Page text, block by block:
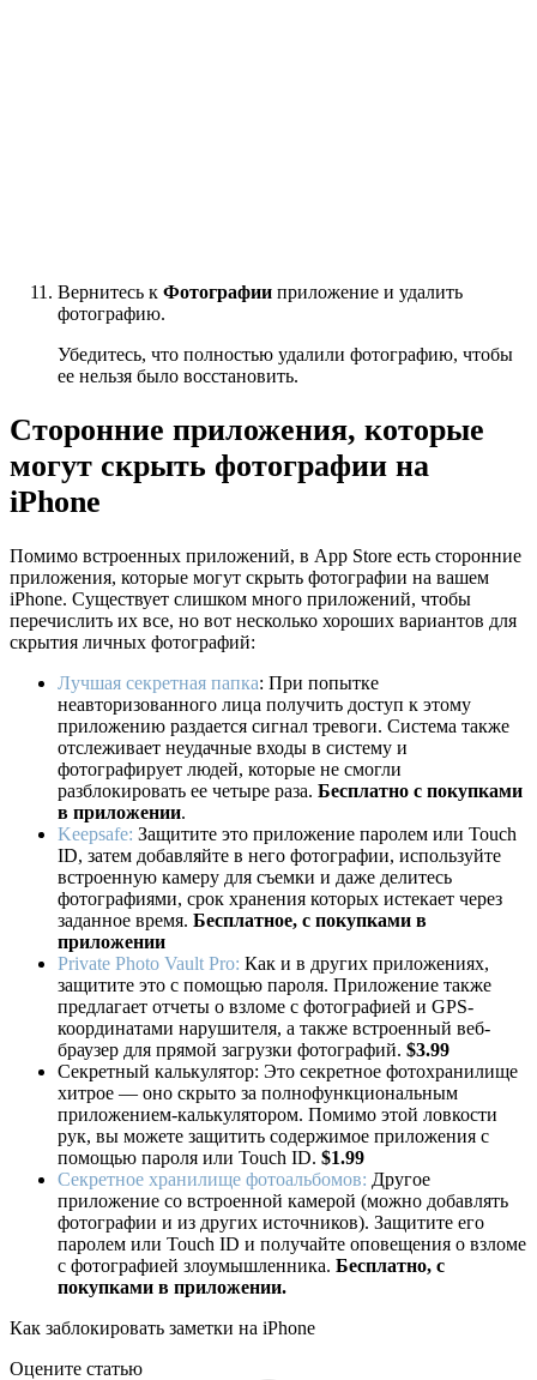
Вернитесь к Фотографии приложение и удалить
фотографию.
Убедитесь, что полностью удалили фотографию, чтобы
ее нельзя было восстановить.
Сторонние приложения, которые
могут скрыть фотографии на
iPhone
Помимо встроенных приложений, в App Store есть сторонние
приложения, которые могут скрыть фотографии на вашем
iPhone. Существует слишком много приложений, чтобы
перечислить их все, но вот несколько хороших вариантов для
скрытия личных фотографий:
Лучшая секретная папка: При попытке
неавторизованного лица получить доступ к этому
приложению раздается сигнал тревоги. Система также
отслеживает неудачные входы в систему и
фотографирует людей, которые не смогли
разблокировать ее четыре раза. Бесплатно с покупками
в приложении.
Keepsafe: Защитите это приложение паролем или Touch
ID, затем добавляйте в него фотографии, используйте
встроенную камеру для съемки и даже делитесь
фотографиями, срок хранения которых истекает через
заданное время. Бесплатное, с покупками в
приложении
Private Photo Vault Pro: Как и в других приложениях,
защитите это с помощью пароля. Приложение также
предлагает отчеты о взломе с фотографией и GPS-
координатами нарушителя, а также встроенный веб-
браузер для прямой загрузки фотографий. $3.99
Секретный калькулятор: Это секретное фотохранилище
хитрое — оно скрыто за полнофункциональным
приложением-калькулятором. Помимо этой ловкости
рук, вы можете защитить содержимое приложения с
помощью пароля или Touch ID. $1.99
Секретное хранилище фотоальбомов: Другое
приложение со встроенной камерой (можно добавлять
фотографии и из других источников). Защитите его
паролем или Touch ID и получайте оповещения о взломе
с фотографией злоумышленника. Бесплатно, с
покупками в приложении.
Как заблокировать заметки на iPhone
Оцените статью